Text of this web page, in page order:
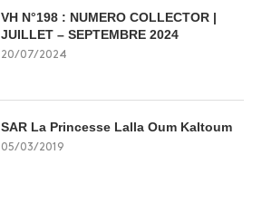
VH N°198 : NUMERO COLLECTOR |
JUILLET – SEPTEMBRE 2024
20/07/2024
SAR La Princesse Lalla Oum Kaltoum
05/03/2019